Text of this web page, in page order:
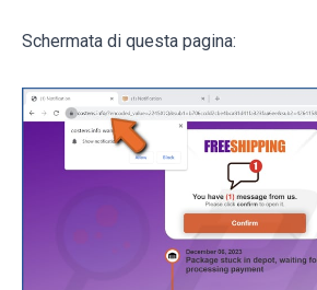
Schermata di questa pagina: